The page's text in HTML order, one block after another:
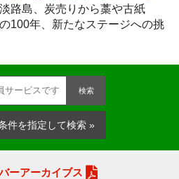
淡路島、炭売りから藁や古紙
100年、新たなステージへの挑
検索
件を指定して検索 »
ーアーカイブス